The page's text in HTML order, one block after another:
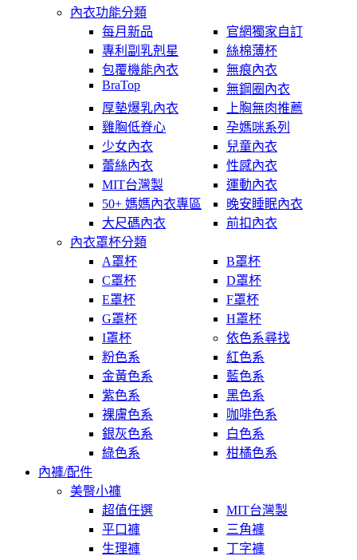
內衣功能分類
每月新品
官網獨家自訂
專利副乳剋星
絲棉薄杯
包覆機能內衣
無痕內衣
BraTop
無鋼圈內衣
厚墊爆乳內衣
上胸無肉推薦
雞胸低脊心
孕媽咪系列
少女內衣
兒童內衣
蕾絲內衣
性感內衣
MIT台灣製
運動內衣
50+ 媽媽內衣專區
晚安睡眠內衣
大尺碼內衣
前扣內衣
內衣罩杯分類
A罩杯
B罩杯
C罩杯
D罩杯
E罩杯
F罩杯
G罩杯
H罩杯
I罩杯
依色系尋找
粉色系
紅色系
金黃色系
藍色系
紫色系
黑色系
裸膚色系
咖啡色系
銀灰色系
白色系
綠色系
柑橘色系
內褲/配件
美臀小褲
超值任選
MIT台灣製
平口褲
三角褲
生理褲
丁字褲